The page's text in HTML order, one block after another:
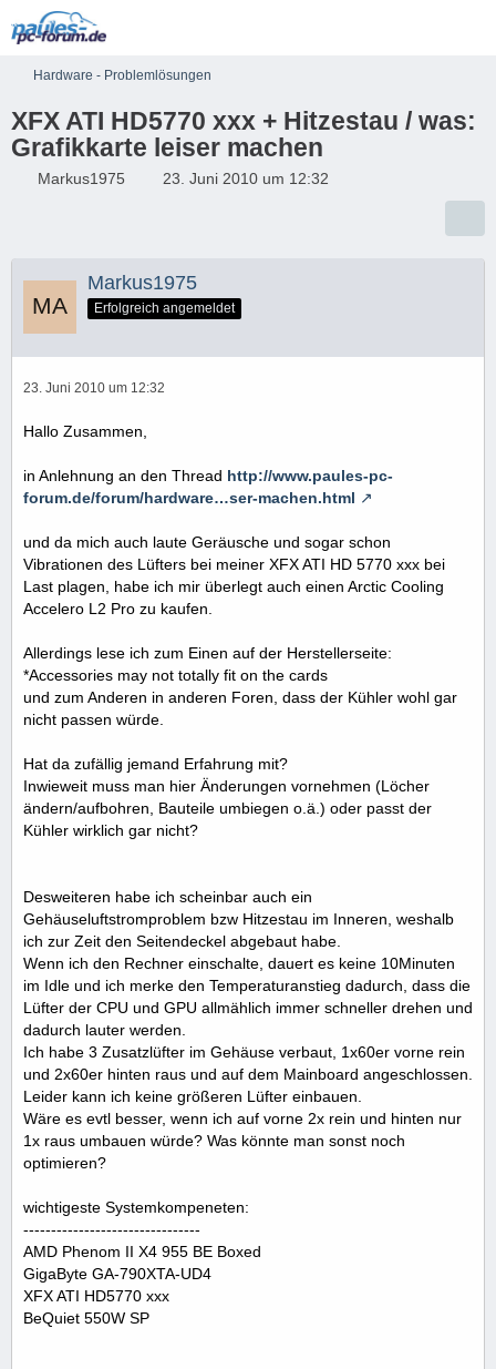
Hardware - Problemlösungen
XFX ATI HD5770 xxx + Hitzestau / was:
Grafikkarte leiser machen
Markus1975 23. Juni 2010 um 12:32
Markus1975
Erfolgreich angemeldet
23. Juni 2010 um 12:32
Hallo Zusammen,
in Anlehnung an den Thread http://www.paules-pc-
forum.de/forum/hardware…ser-machen.html
und da mich auch laute Geräusche und sogar schon
Vibrationen des Lüfters bei meiner XFX ATI HD 5770 xxx bei
Last plagen, habe ich mir überlegt auch einen Arctic Cooling
Accelero L2 Pro zu kaufen.
Allerdings lese ich zum Einen auf der Herstellerseite:
*Accessories may not totally fit on the cards
und zum Anderen in anderen Foren, dass der Kühler wohl gar
nicht passen würde.
Hat da zufällig jemand Erfahrung mit?
Inwieweit muss man hier Änderungen vornehmen (Löcher
ändern/aufbohren, Bauteile umbiegen o.ä.) oder passt der
Kühler wirklich gar nicht?
Desweiteren habe ich scheinbar auch ein
Gehäuseluftstromproblem bzw Hitzestau im Inneren, weshalb
ich zur Zeit den Seitendeckel abgebaut habe.
Wenn ich den Rechner einschalte, dauert es keine 10Minuten
im Idle und ich merke den Temperaturanstieg dadurch, dass die
Lüfter der CPU und GPU allmählich immer schneller drehen und
dadurch lauter werden.
Ich habe 3 Zusatzlüfter im Gehäuse verbaut, 1x60er vorne rein
und 2x60er hinten raus und auf dem Mainboard angeschlossen.
Leider kann ich keine größeren Lüfter einbauen.
Wäre es evtl besser, wenn ich auf vorne 2x rein und hinten nur
1x raus umbauen würde? Was könnte man sonst noch
optimieren?
wichtigeste Systemkompeneten:
--------------------------------
AMD Phenom II X4 955 BE Boxed
GigaByte GA-790XTA-UD4
XFX ATI HD5770 xxx
BeQuiet 550W SP